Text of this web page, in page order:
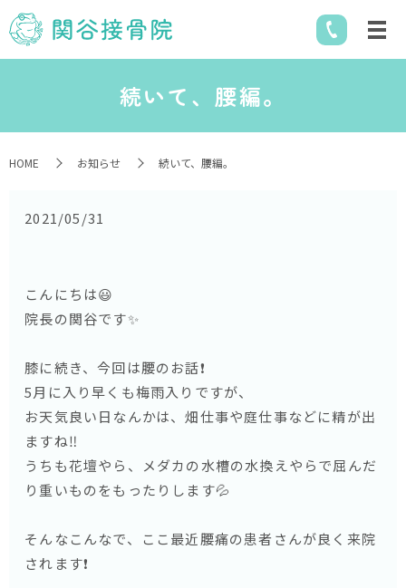
続いて、腰編。
HOME お知らせ 続いて、腰編。
2021/05/31
こんにちは😃
院長の関谷です✨
膝に続き、今回は腰のお話❗️
5月に入り早くも梅雨入りですが、
お天気良い日なんかは、畑仕事や庭仕事などに精が出
ますね‼️
うちも花壇やら、メダカの水槽の水換えやらで屈んだ
り重いものをもったりします💦
そんなこんなで、ここ最近腰痛の患者さんが良く来院
されます❗️